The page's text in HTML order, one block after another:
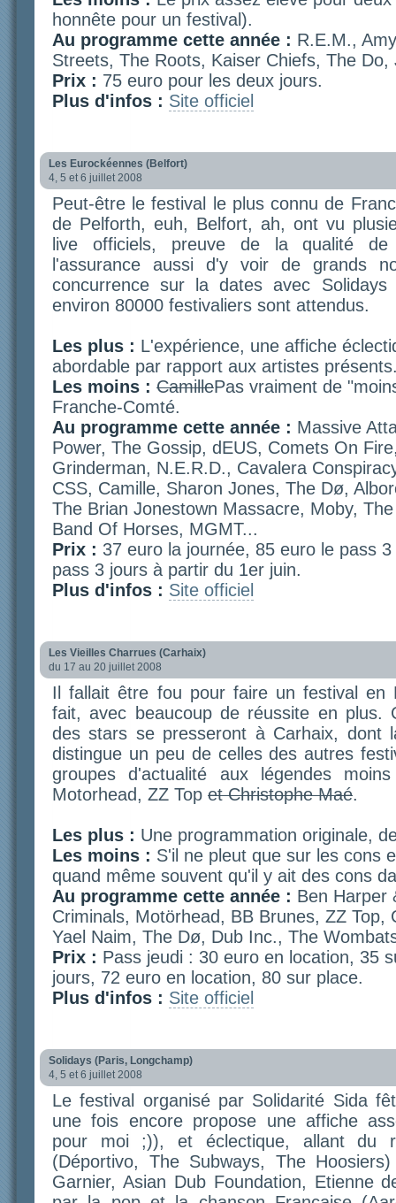
honnête pour un festival).
Au programme cette année : R.E.M.,
Streets, The Roots, Kaiser Chiefs, The Do,
Prix : 75 euro pour les deux jours.
Plus d'infos : Site officiel
Les Eurockéennes (Belfort)
4, 5 et 6 juillet 2008
Peut-être le festival le plus connu de
de Pelforth, euh, Belfort, ah, ont vu
live officiels, preuve de la qualité de
l'assurance aussi d'y voir de grands
concurrence sur la dates avec
environ 80000 festivaliers sont attendus.
Les plus : L'expérience, une affiche
abordable par rapport aux artistes
Les moins : CamillePas vraiment de
Franche-Comté.
Au programme cette année : Massive
Power, The Gossip, dEUS, Comets On
Grinderman, N.E.R.D., Cavalera
CSS, Camille, Sharon Jones, The Dø,
The Brian Jonestown Massacre, Moby,
Band Of Horses, MGMT...
Prix : 37 euro la journée, 85 euro le pass
pass 3 jours à partir du 1er juin.
Plus d'infos : Site officiel
Les Vieilles Charrues (Carhaix)
du 17 au 20 juillet 2008
Il fallait être fou pour faire un festival en
fait, avec beaucoup de réussite en plus.
des stars se presseront à Carhaix, dont
distingue un peu de celles des autres
groupes d'actualité aux légendes
Motorhead, ZZ Top et Christophe Maé.
Les plus : Une programmation originale,
Les moins : S'il ne pleut que sur les cons
quand même souvent qu'il y ait des cons
Au programme cette année : Ben Harper
Criminals, Motörhead, BB Brunes, ZZ Top,
Yael Naim, The Dø, Dub Inc., The
Prix : Pass jeudi : 30 euro en location, 35
jours, 72 euro en location, 80 sur place.
Plus d'infos : Site officiel
Solidays (Paris, Longchamp)
4, 5 et 6 juillet 2008
Le festival organisé par Solidarité Sida
une fois encore propose une affiche
pour moi ;)), et éclectique, allant du
(Déportivo, The Subways, The
Garnier, Asian Dub Foundation, Etienne